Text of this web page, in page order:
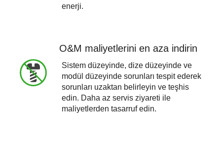
enerji.
O&M maliyetlerini en aza indirin
Sistem düzeyinde, dize düzeyinde ve
modül düzeyinde sorunları tespit ederek
sorunları uzaktan belirleyin ve teşhis
edin. Daha az servis ziyareti ile
maliyetlerden tasarruf edin.